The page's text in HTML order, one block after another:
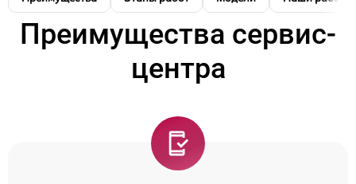
Преимущества сервис-
центра